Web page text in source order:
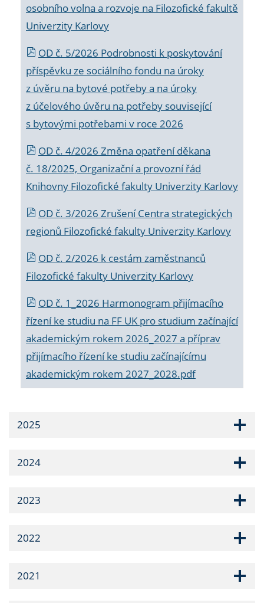
osobního volna a rozvoje na Filozofické fakultě
Univerzity Karlovy
OD č. 5/2026 Podrobnosti k poskytování
příspěvku ze sociálního fondu na úroky
z úvěru na bytové potřeby a na úroky
z účelového úvěru na potřeby související
s bytovými potřebami v roce 2026
OD č. 4/2026 Změna opatření děkana
č. 18/2025, Organizační a provozní řád
Knihovny Filozofické fakulty Univerzity Karlovy
OD č. 3/2026 Zrušení Centra strategických
regionů Filozofické fakulty Univerzity Karlovy
OD č. 2/2026 k cestám zaměstnanců
Filozofické fakulty Univerzity Karlovy
OD č. 1_2026 Harmonogram přijímacího
řízení ke studiu na FF UK pro studium začínající
akademickým rokem 2026_2027 a příprav
přijímacího řízení ke studiu začínajícímu
akademickým rokem 2027_2028.pdf
2025
2024
2023
2022
2021